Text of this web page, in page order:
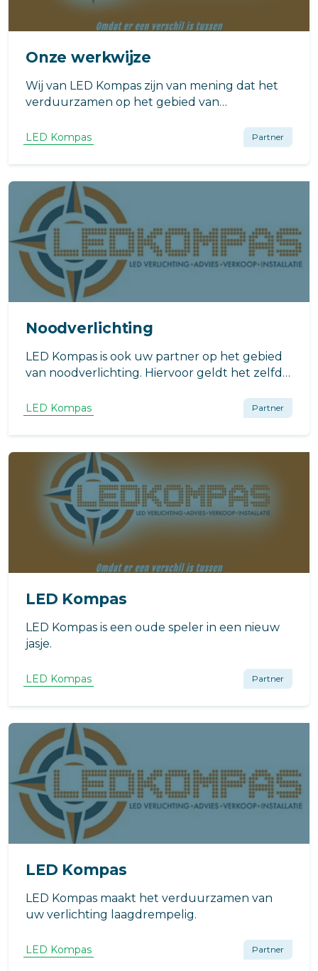
Onze werkwijze
Wij van LED Kompas zijn van mening dat het
verduurzamen op het gebied van
Dankzij onze unieke formule wordt het
overschakelen van de oude dure gloeilamp,
PL of TL naar de relatief goedkopere LED
verlichting
LED Kompas Partner
Noodverlichting
LED Kompas is ook uw partner op het gebied
van noodverlichting. Hiervoor geldt het zelfde
werkwijze)
LED Kompas Partner
LED Kompas
LED Kompas is een oude speler in een nieuw
jasje.
LED Kompas Partner
LED Kompas
LED Kompas maakt het verduurzamen van
uw verlichting laagdrempelig.
LED Kompas Partner